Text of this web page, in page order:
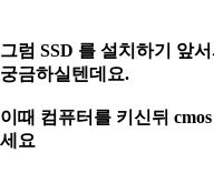
그럼 SSD 를 설치하기 앞
궁금하실텐데요.
이때 컴퓨터를 키신뒤
세요